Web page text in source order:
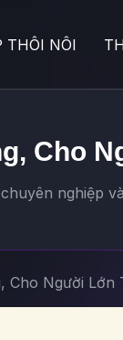
THÔI NÔI
Cho
nghiệp
Cho Người Lớn